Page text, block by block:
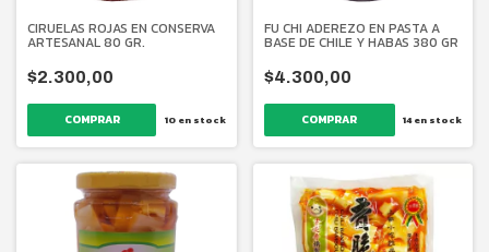
CIRUELAS ROJAS EN CONSERVA
ARTESANAL 80 GR.
$2.300,00
10en stock
FU CHI ADEREZO EN PASTA A
BASE DE CHILE Y HABAS 380 GR
$4.300,00
14en stock